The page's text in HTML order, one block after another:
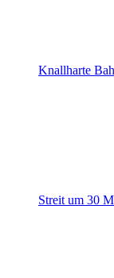
Knallharte
Streit um 30